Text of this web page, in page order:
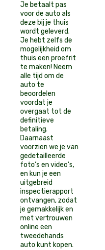
Je betaalt pas
voor de auto als
deze bij je thuis
wordt geleverd.
Je hebt zelfs de
mogelijkheid om
thuis een proefrit
te maken! Neem
alle tijd om de
auto te
beoordelen
voordat je
overgaat tot de
definitieve
betaling.
Daarnaast
voorzien we je van
gedetailleerde
foto’s en video’s,
en kun je een
uitgebreid
inspectierapport
ontvangen, zodat
je gemakkelijk en
met vertrouwen
online een
tweedehands
auto kunt kopen.